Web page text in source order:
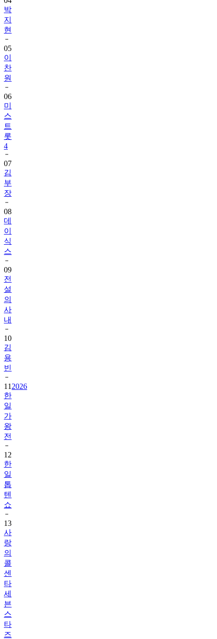
박
지
현
05
이
찬
원
06
미
스
트
롯
4
07
김
부
장
08
데
이
식
스
09
전
설
의
사
내
10
김
용
빈
11 2026
한
일
가
왕
전
12
한
일
톱
텐
쇼
13
사
랑
의
콜
센
타
세
븐
스
타
즈